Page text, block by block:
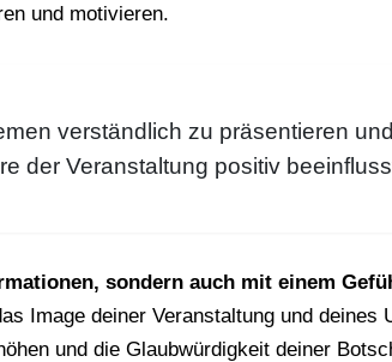
und motivieren.
verständlich zu präsentieren
der Veranstaltung positiv
sondern auch mit einem
Image deiner Veranstaltung und deines
und die Glaubwürdigkeit deiner